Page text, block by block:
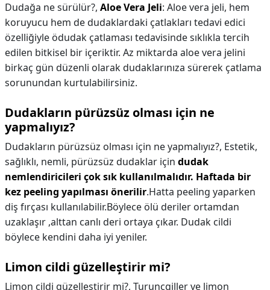
Dudağa ne sürülür?, Aloe Vera Jeli: Aloe vera jeli, hem
koruyucu hem de dudaklardaki çatlakları tedavi edici
özelliğiyle ödudak çatlaması tedavisinde sıklıkla tercih
edilen bitkisel bir içeriktir. Az miktarda aloe vera jelini
birkaç gün düzenli olarak dudaklarınıza sürerek çatlama
sorunundan kurtulabilirsiniz.
Dudakların pürüzsüz olması için ne
yapmalıyız?
Dudakların pürüzsüz olması için ne yapmalıyız?, Estetik,
sağlıklı, nemli, pürüzsüz dudaklar için dudak
nemlendiricileri çok sık kullanılmalıdır. Haftada bir
kez peeling yapılması önerilir.Hatta peeling yaparken
diş fırçası kullanılabilir.Böylece ölü deriler ortamdan
uzaklaşır ,alttan canlı deri ortaya çıkar. Dudak cildi
böylece kendini daha iyi yeniler.
Limon cildi güzelleştirir mi?
Limon cildi güzelleştirir mi?, Turunçgiller ve limon